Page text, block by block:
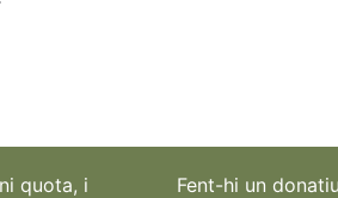
quota, i
Fent-hi un